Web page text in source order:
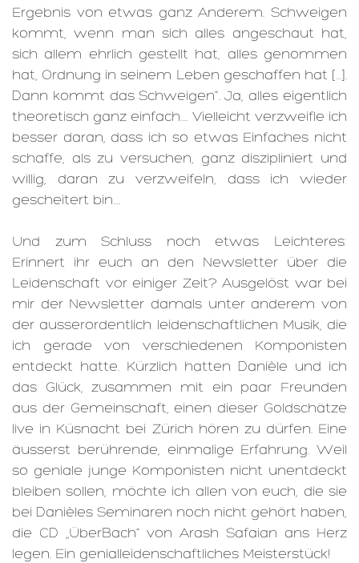
Ergebnis von etwas ganz Anderem. Schweigen
kommt, wenn man sich alles angeschaut hat,
sich allem ehrlich gestellt hat, alles genommen
hat, Ordnung in seinem Leben geschaffen hat […].
Dann kommt das Schweigen“. Ja, alles eigentlich
theoretisch ganz einfach…. Vielleicht verzweifle ich
besser daran, dass ich so etwas Einfaches nicht
schaffe, als zu versuchen, ganz diszipliniert und
willig, daran zu verzweifeln, dass ich wieder
gescheitert bin….
Und zum Schluss noch etwas Leichteres:
Erinnert ihr euch an den Newsletter über die
Leidenschaft vor einiger Zeit? Ausgelöst war bei
mir der Newsletter damals unter anderem von
der ausserordentlich leidenschaftlichen Musik, die
ich gerade von verschiedenen Komponisten
entdeckt hatte. Kürzlich hatten Danièle und ich
das Glück, zusammen mit ein paar Freunden
aus der Gemeinschaft, einen dieser Goldschätze
live in Küsnacht bei Zürich hören zu dürfen. Eine
äusserst berührende, einmalige Erfahrung. Weil
so geniale junge Komponisten nicht unentdeckt
bleiben sollen, möchte ich allen von euch, die sie
bei Danièles Seminaren noch nicht gehört haben,
die CD „ÜberBach“ von Arash Safaian ans Herz
legen. Ein genialleidenschaftliches Meisterstück!